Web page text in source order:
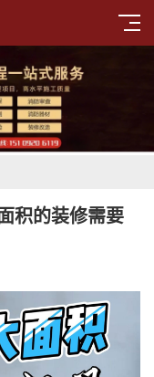
积的装修需要